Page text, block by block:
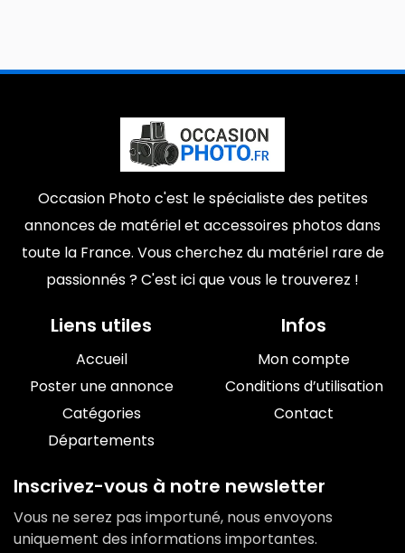
Occasion Photo c'est le spécialiste des petites
annonces de matériel et accessoires photos dans
toute la France. Vous cherchez du matériel rare de
passionnés ? C'est ici que vous le trouverez !
Liens utiles
Accueil
Poster une annonce
Catégories
Départements
Infos
Mon compte
Conditions d’utilisation
Contact
Inscrivez-vous à notre newsletter
Vous ne serez pas importuné, nous envoyons
uniquement des informations importantes.